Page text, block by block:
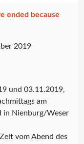
ended because
2019
und 03.11.2019,
am
in Nienburg/Weser
vom Abend des